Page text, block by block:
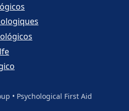
• Psychological First Aid